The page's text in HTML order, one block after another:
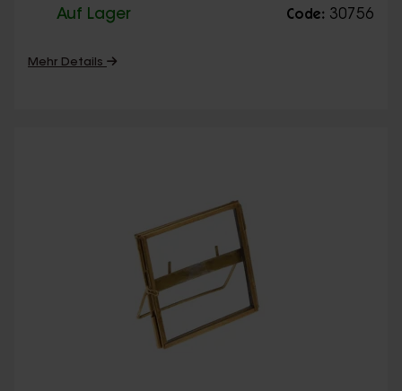
Auf Lager Code: 30756
Mehr Details